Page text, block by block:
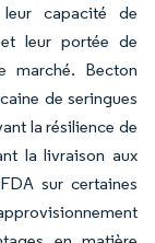
capacité de
leur portée de
marché. Becton
de seringues
la résilience de
la livraison aux
sur certaines